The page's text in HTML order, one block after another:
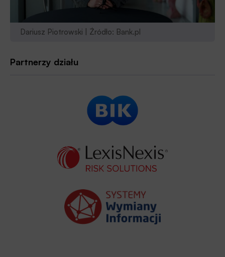
Dariusz Piotrowski | Źródło: Bank.pl
Partnerzy działu